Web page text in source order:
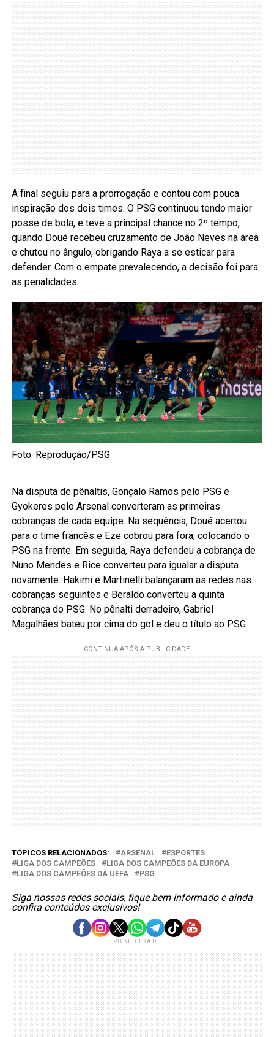
A final seguiu para a prorrogação e contou com pouca
inspiração dos dois times. O PSG continuou tendo maior
posse de bola, e teve a principal chance no 2º tempo,
quando Doué recebeu cruzamento de João Neves na área
e chutou no ângulo, obrigando Raya a se esticar para
defender. Com o empate prevalecendo, a decisão foi para
as penalidades.
Foto: Reprodução/PSG
Na disputa de pênaltis, Gonçalo Ramos pelo PSG e
Gyokeres pelo Arsenal converteram as primeiras
cobranças de cada equipe. Na sequência, Doué acertou
para o time francês e Eze cobrou para fora, colocando o
PSG na frente. Em seguida, Raya defendeu a cobrança de
Nuno Mendes e Rice converteu para igualar a disputa
novamente. Hakimi e Martinelli balançaram as redes nas
cobranças seguintes e Beraldo converteu a quinta
cobrança do PSG. No pênalti derradeiro, Gabriel
Magalhães bateu por cima do gol e deu o título ao PSG.
TÓPICOS RELACIONADOS: ARSENAL
ESPORTES
LIGA DOS CAMPEÕES
LIGA DOS CAMPEÕES DA EUROPA
LIGA DOS CAMPEÕES DA UEFA
PSG
Siga nossas redes sociais, fique bem informado e ainda
confira conteúdos exclusivos!
PUBLICIDADE